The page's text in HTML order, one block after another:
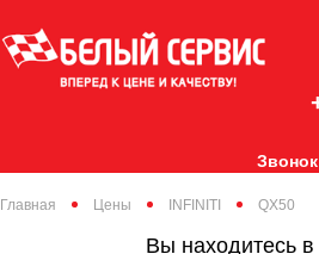
Главная Цены INFINITI QX50
Вы находитесь в